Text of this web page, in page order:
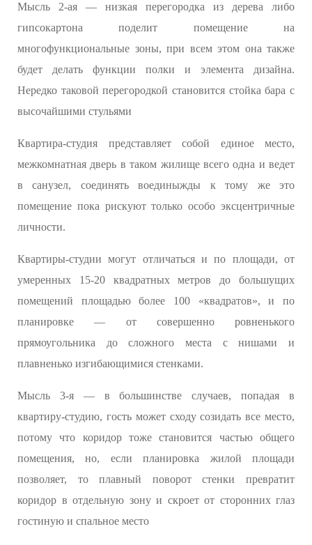
Мысль 2-ая — низкая перегородка из дерева либо
гипсокартона поделит помещение на
многофункциональные зоны, при всем этом она также
будет делать функции полки и элемента дизайна.
Нередко таковой перегородкой становится стойка бара с
высочайшими стульями
Квартира-студия представляет собой единое место,
межкомнатная дверь в таком жилище всего одна и ведет
в санузел, соединять воединыжды к тому же это
помещение пока рискуют только особо эксцентричные
личности.
Квартиры-студии могут отличаться и по площади, от
умеренных 15-20 квадратных метров до большущих
помещений площадью более 100 «квадратов», и по
планировке — от совершенно ровненького
прямоугольника до сложного места с нишами и
плавненько изгибающимися стенками.
Мысль 3-я — в большинстве случаев, попадая в
квартиру-студию, гость может сходу созидать все место,
потому что коридор тоже становится частью общего
помещения, но, если планировка жилой площади
позволяет, то плавный поворот стенки превратит
коридор в отдельную зону и скроет от сторонних глаз
гостиную и спальное место